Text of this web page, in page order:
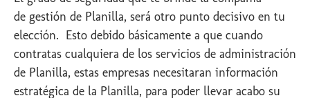
de gestión de Planilla, será otro punto decisivo en tu
elección. Esto debido básicamente a que cuando
contratas cualquiera de los servicios de administración
de Planilla, estas empresas necesitaran información
estratégica de la Planilla, para poder llevar acabo su